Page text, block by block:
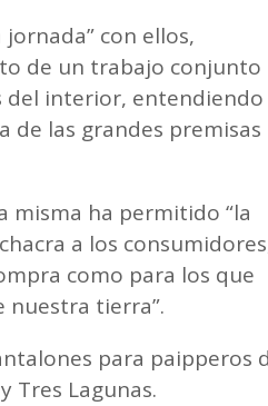
con ellos,
de un trabajo conjunto
del interior, entendiendo
de las grandes premisas
misma ha permitido “la
a los
como para los que
nuestra tierra”.
para paipperos
Tres Lagunas.